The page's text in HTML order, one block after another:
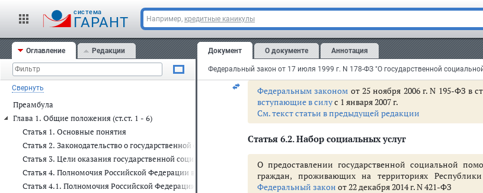
cистема
ГАРАНТ Например, кредитные каникулы
Оглавление Редакции
Свернуть
Преамбула
Глава 1. Общие положения (ст.ст. 1 - 6)
Статья 1. Основные понятия
Статья 2. Законодательство о государственной социальной помощи
Статья 3. Цели оказания государственной социальной помощи
Статья 4. Полномочия Российской Федерации в области оказания государственной социальной помощи
Статья 4.1. Полномочия Российской Федерации в области оказания государственной социальной помощи в виде набора
Документ О документе Аннотация
ядерных испытаний на Семипалатинском полигоне, и
Об организации работы по медицинскому обеспечению
услуг см.письмо
Минздравсоцразвития России от 25
См.комментариик статье 6.1 настоящего Федерального
Федеральным законом от 25 ноября 2006 г. N 195-ФЗ в
вступающие в силус 1 января 2007 г.
См. текст статьи в предыдущей редакции
Статья 6.2. Набор социальных услуг
О предоставлении государственной социальной
граждан, проживающих на территориях
Федеральный закон от 22 декабря 2014 г. N 421-ФЗ